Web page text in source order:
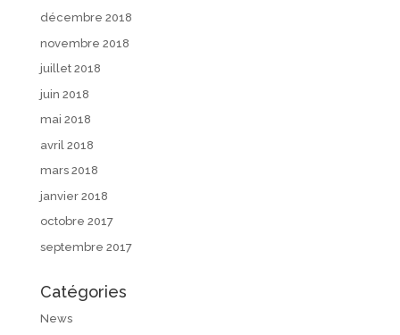
décembre 2018
novembre 2018
juillet 2018
juin 2018
mai 2018
avril 2018
mars 2018
janvier 2018
octobre 2017
septembre 2017
Catégories
News